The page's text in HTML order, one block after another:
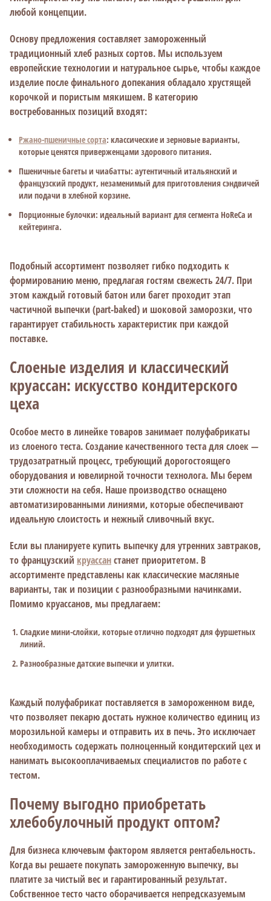
любой концепции.
Основу предложения составляет замороженный
традиционный хлеб разных сортов. Мы используем
европейские технологии и натуральное сырье, чтобы каждое
изделие после финального допекания обладало хрустящей
корочкой и пористым мякишем. В категорию
востребованных позиций входят:
Ржано-пшеничные сорта: классические и зерновые варианты,
которые ценятся приверженцами здорового питания.
Пшеничные багеты и чиабатты: аутентичный итальянский и
французский продукт, незаменимый для приготовления сэндвичей
или подачи в хлебной корзине.
Порционные булочки: идеальный вариант для сегмента HoReCa и
кейтеринга.
Подобный ассортимент позволяет гибко подходить к
формированию меню, предлагая гостям свежесть 24/7. При
этом каждый готовый батон или багет проходит этап
частичной выпечки (part-baked) и шоковой заморозки, что
гарантирует стабильность характеристик при каждой
поставке.
Слоеные изделия и классический
круассан: искусство кондитерского
цеха
Особое место в линейке товаров занимает полуфабрикаты
из слоеного теста. Создание качественного теста для слоек —
трудозатратный процесс, требующий дорогостоящего
оборудования и ювелирной точности технолога. Мы берем
эти сложности на себя. Наше производство оснащено
автоматизированными линиями, которые обеспечивают
идеальную слоистость и нежный сливочный вкус.
Если вы планируете купить выпечку для утренних завтраков,
то французский круассанстанет приоритетом. В
ассортименте представлены как классические масляные
варианты, так и позиции с разнообразными начинками.
Помимо круассанов, мы предлагаем:
Сладкие мини-слойки, которые отлично подходят для фуршетных
линий.
Разнообразные датские выпечки и улитки.
Каждый полуфабрикат поставляется в замороженном виде,
что позволяет пекарю достать нужное количество единиц из
морозильной камеры и отправить их в печь. Это исключает
необходимость содержать полноценный кондитерский цех и
нанимать высокооплачиваемых специалистов по работе с
тестом.
Почему выгодно приобретать
хлебобулочный продукт оптом?
Для бизнеса ключевым фактором является рентабельность.
Когда вы решаете покупать замороженную выпечку, вы
платите за чистый вес и гарантированный результат.
Собственное тесто часто оборачивается непредсказуемым